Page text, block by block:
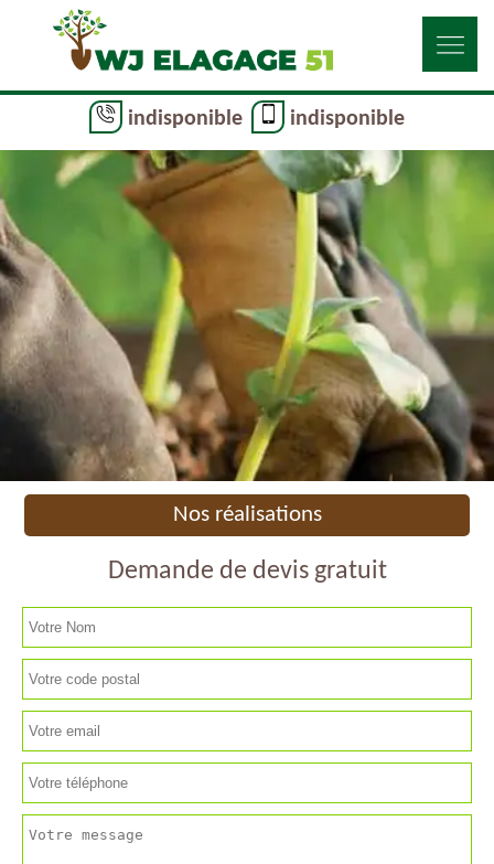
indisponible indisponible
Nos réalisations
Demande de devis gratuit